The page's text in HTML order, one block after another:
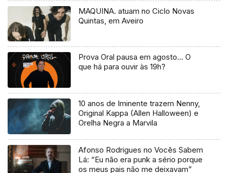
MAQUINA. atuam no Ciclo Novas
Quintas, em Aveiro
Prova Oral pausa em agosto… O
que há para ouvir às 19h?
10 anos de Iminente trazem Nenny,
Original Kappa (Allen Halloween) e
Orelha Negra a Marvila
Afonso Rodrigues no Vocês Sabem
Lá: “Eu não era punk a sério porque
os meus pais não me deixavam”